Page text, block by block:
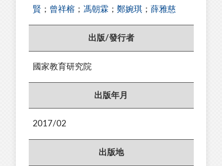
賢 ； 曾祥榕 ； 馮朝霖 ； 鄭婉琪 ； 薛雅慈
出版/發行者
國家教育研究院
出版年月
2017/02
出版地